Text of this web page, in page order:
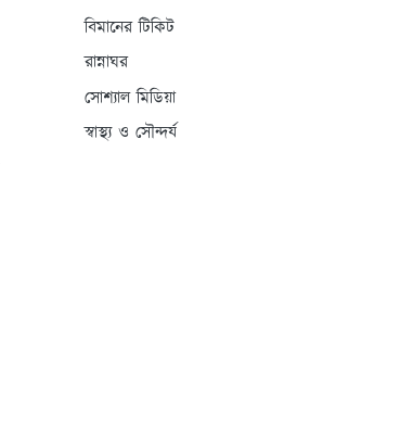
বিমানের টিকিট
রান্নাঘর
সোশ্যাল মিডিয়া
স্বাস্থ্য ও সৌন্দর্য